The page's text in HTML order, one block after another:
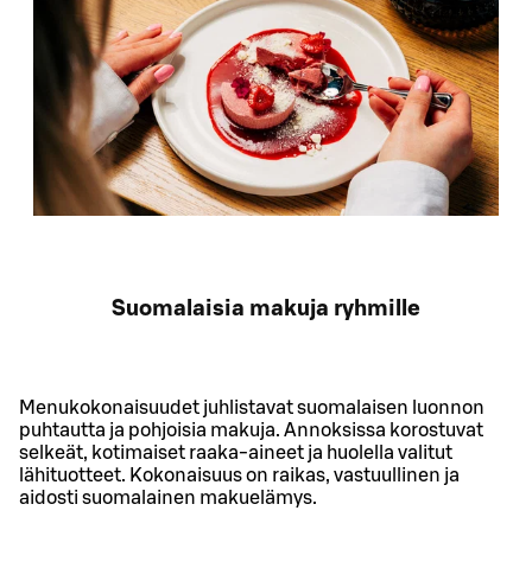
Suomalaisia makuja ryhmille
Menukokonaisuudet juhlistavat suomalaisen luonnon
puhtautta ja pohjoisia makuja. Annoksissa korostuvat
selkeät, kotimaiset raaka‑aineet ja huolella valitut
lähituotteet. Kokonaisuus on raikas, vastuullinen ja
aidosti suomalainen makuelämys.